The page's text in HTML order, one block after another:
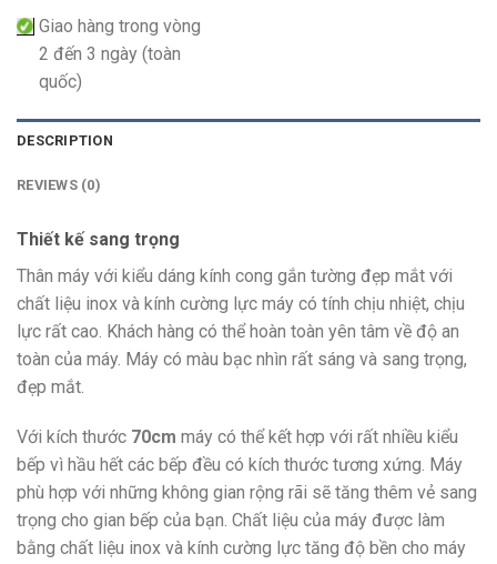
Giao hàng trong vòng
2 đến 3 ngày (toàn
quốc)
DESCRIPTION
REVIEWS (0)
Thiết kế sang trọng
Thân máy với kiểu dáng kính cong gắn tường đẹp mắt với
chất liệu inox và kính cường lực máy có tính chịu nhiệt, chịu
lực rất cao. Khách hàng có thể hoàn toàn yên tâm về độ an
toàn của máy. Máy có màu bạc nhìn rất sáng và sang trọng,
đẹp mắt.
Với kích thước 70cm máy có thể kết hợp với rất nhiều kiểu
bếp vì hầu hết các bếp đều có kích thước tương xứng. Máy
phù hợp với những không gian rộng rãi sẽ tăng thêm vẻ sang
trọng cho gian bếp của bạn. Chất liệu của máy được làm
bằng chất liệu inox và kính cường lực tăng độ bền cho máy